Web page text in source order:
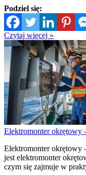
Podziel się:
Czytaj więcej »
Elektromonter okrętowy
Elektromonter okrętowy
jest elektromonter
czym się zajmuje w